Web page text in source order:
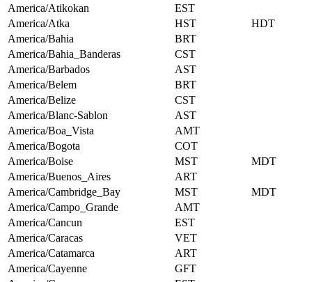
America/Atikokan
EST
America/Atka
HST HDT
America/Bahia
BRT
America/Bahia_Banderas
CST
America/Barbados
AST
America/Belem
BRT
America/Belize
CST
America/Blanc-Sablon
AST
America/Boa_Vista
AMT
America/Bogota
COT
America/Boise
MST MDT
America/Buenos_Aires
ART
America/Cambridge_Bay
MST MDT
America/Campo_Grande
AMT
America/Cancun
EST
America/Caracas
VET
America/Catamarca
ART
America/Cayenne
GFT